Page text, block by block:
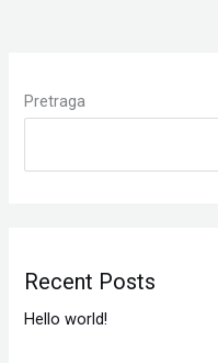
Pretraga
Recent Posts
Hello world!